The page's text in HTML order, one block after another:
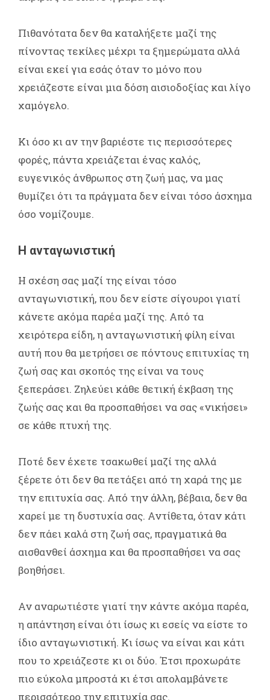
Πιθανότατα δεν θα καταλήξετε μαζί της
πίνοντας τεκίλες μέχρι τα ξημερώματα αλλά
είναι εκεί για εσάς όταν το μόνο που
χρειάζεστε είναι μια δόση αισιοδοξίας και λίγο
χαμόγελο.
Κι όσο κι αν την βαριέστε τις περισσότερες
φορές, πάντα χρειάζεται ένας καλός,
ευγενικός άνθρωπος στη ζωή μας, να μας
θυμίζει ότι τα πράγματα δεν είναι τόσο άσχημα
όσο νομίζουμε.
Η ανταγωνιστική
Η σχέση σας μαζί της είναι τόσο
ανταγωνιστική, που δεν είστε σίγουροι γιατί
κάνετε ακόμα παρέα μαζί της. Από τα
χειρότερα είδη, η ανταγωνιστική φίλη είναι
αυτή που θα μετρήσει σε πόντους επιτυχίας τη
ζωή σας και σκοπός της είναι να τους
ξεπεράσει. Ζηλεύει κάθε θετική έκβαση της
ζωής σας και θα προσπαθήσει να σας «νικήσει»
σε κάθε πτυχή της.
Ποτέ δεν έχετε τσακωθεί μαζί της αλλά
ξέρετε ότι δεν θα πετάξει από τη χαρά της με
την επιτυχία σας. Από την άλλη, βέβαια, δεν θα
χαρεί με τη δυστυχία σας. Αντίθετα, όταν κάτι
δεν πάει καλά στη ζωή σας, πραγματικά θα
αισθανθεί άσχημα και θα προσπαθήσει να σας
βοηθήσει.
Αν αναρωτιέστε γιατί την κάντε ακόμα παρέα,
η απάντηση είναι ότι ίσως κι εσείς να είστε το
ίδιο ανταγωνιστική. Κι ίσως να είναι και κάτι
που το χρειάζεστε κι οι δύο. Έτσι προχωράτε
πιο εύκολα μπροστά κι έτσι απολαμβάνετε
περισσότερο την επιτυχία σας.